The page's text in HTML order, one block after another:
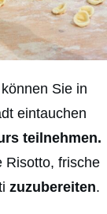
Sie in
eintauchen
teilnehmen.
Risotto, frische
zuzubereiten.